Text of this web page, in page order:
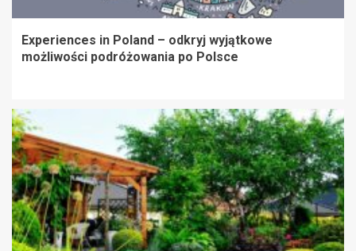
Experiences in Poland – odkryj wyjątkowe
możliwości podróżowania po Polsce